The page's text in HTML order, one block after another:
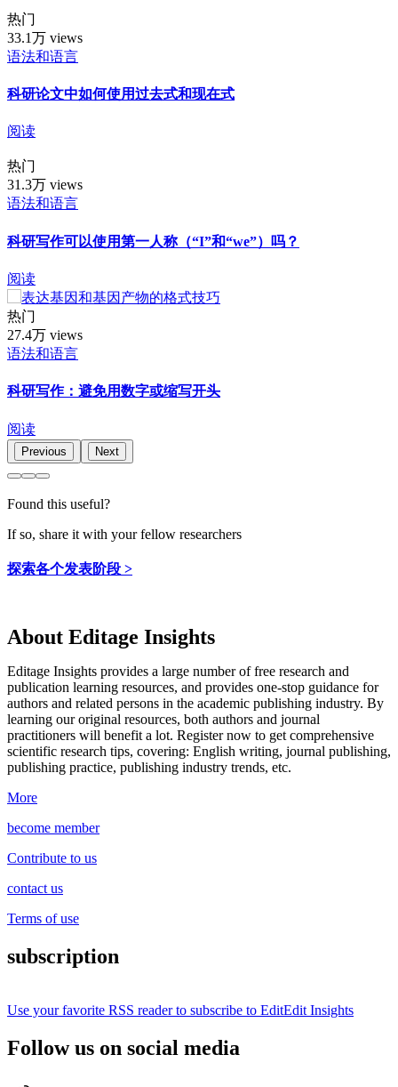
热门
33.1万 views
语法和语言
科研论文中如何使用过去式和现在式
阅读
热门
31.3万 views
语法和语言
科研写作可以使用第一人称（“I”和“we”）吗？
阅读
热门
27.4万 views
语法和语言
科研写作：避免用数字或缩写开头
阅读
Previous Next
Found this useful?
If so, share it with your fellow researchers
探索各个发表阶段 >
About Editage Insights
Editage Insights provides a large number of free research and
publication learning resources, and provides one-stop guidance for
authors and related persons in the academic publishing industry. By
learning our original resources, both authors and journal
practitioners will benefit a lot. Register now to get comprehensive
scientific research tips, covering: English writing, journal publishing,
publishing practice, publishing industry trends, etc.
More
become member
Contribute to us
contact us
Terms of use
subscription
Use your favorite RSS reader to subscribe to EditEdit Insights
Follow us on social media